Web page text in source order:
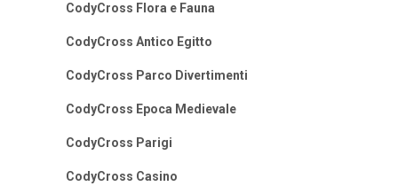
CodyCross Flora e Fauna
CodyCross Antico Egitto
CodyCross Parco Divertimenti
CodyCross Epoca Medievale
CodyCross Parigi
CodyCross Casino